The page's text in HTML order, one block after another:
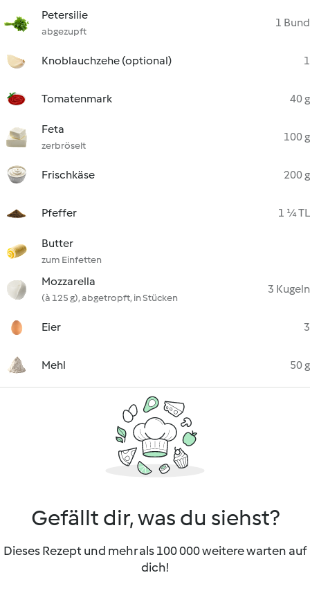
Petersilie
abgezupft
1 Bund
Knoblauchzehe (optional) 1
Tomatenmark 40 g
Feta
zerbröselt
100 g
Frischkäse 200 g
Pfeffer 1 ¼ TL
Butter
zum Einfetten
Mozzarella
(à 125 g), abgetropft, in Stücken
3 Kugeln
Eier 3
Mehl 50 g
Gefällt dir, was du siehst?
Dieses Rezept und mehr als 100 000 weitere warten auf
dich!